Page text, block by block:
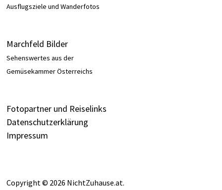
Ausflugsziele und Wanderfotos
Marchfeld Bilder
Sehenswertes aus der
Gemüsekammer Österreichs
Fotopartner und Reiselinks
Datenschutzerklärung
Impressum
Copyright © 2026 NichtZuhause.at.